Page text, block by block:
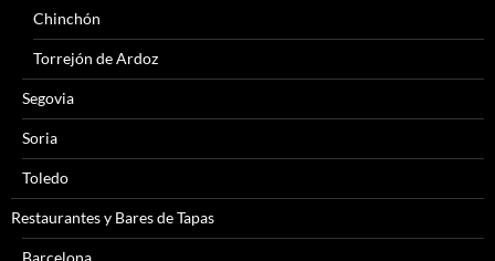
Chinchón
Torrejón de Ardoz
Segovia
Soria
Toledo
Restaurantes y Bares de Tapas
Barcelona